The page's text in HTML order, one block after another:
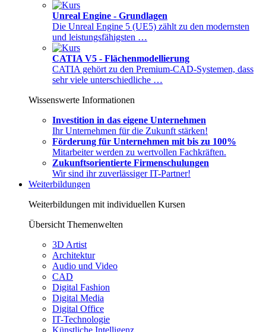
Unreal Engine - Grundlagen
Die Unreal Engine 5 (UE5) zählt zu den modernsten
und leistungsfähigsten …
CATIA V5 - Flächenmodellierung
CATIA gehört zu den Premium-CAD-Systemen, dass
sehr viele unterschiedliche …
Wissenswerte Informationen
Investition in das eigene Unternehmen
Ihr Unternehmen für die Zukunft stärken!
Förderung für Unternehmen mit bis zu 100%
Mitarbeiter werden zu wertvollen Fachkräften.
Zukunftsorientierte Firmenschulungen
Wir sind ihr zuverlässiger IT-Partner!
Weiterbildungen
Weiterbildungen mit individuellen Kursen
Übersicht Themenwelten
3D Artist
Architektur
Audio und Video
CAD
Digital Fashion
Digital Media
Digital Office
IT-Technologie
Künstliche Intelligenz